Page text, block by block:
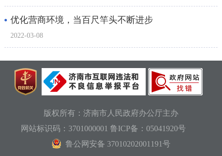
优化营商环境，当百尺竿头不断进步
2022-03-08
版权所有：济南市人民政府办公厅主办
网站标识码：3701000001 鲁ICP备：05041920号
鲁公网安备 37010202001191号